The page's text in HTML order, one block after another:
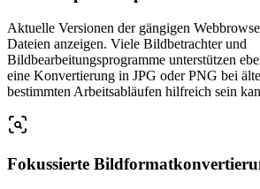
Aktuelle Versionen der gängigen
Dateien anzeigen. Viele Bildbetrachter und
Bildbearbeitungsprogramme unterstützen
eine Konvertierung in JPG oder PNG bei
bestimmten Arbeitsabläufen hilfreich sein
Fokussierte